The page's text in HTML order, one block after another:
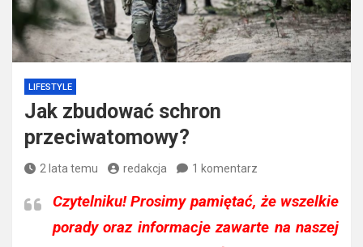
LIFESTYLE
Jak zbudować schron
przeciwatomowy?
2 lata temu redakcja 1 komentarz
Czytelniku!Prosimy pamiętać, że wszelkie
porady oraz informacje zawarte na naszej